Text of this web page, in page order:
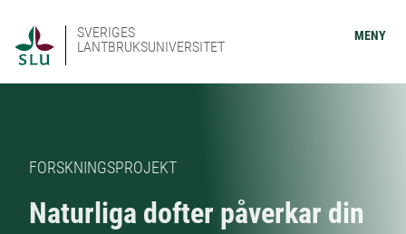
SVERIGES
LANTBRUKSUNIVERSITET
MENY
FORSKNINGSPROJEKT
Naturliga dofter påverkar din